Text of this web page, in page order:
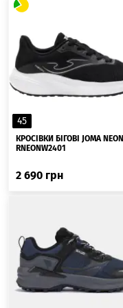
45
КРОСІВКИ БІГОВІ JOMA NEON
RNEONW2401
2 690 грн